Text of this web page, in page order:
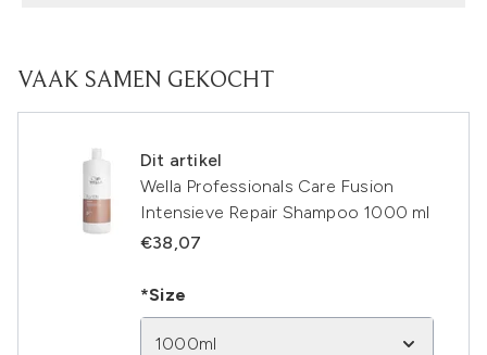
VAAK SAMEN GEKOCHT
Dit artikel
Wella Professionals Care Fusion
Intensieve Repair Shampoo 1000 ml
€38,07
*Size
1000ml